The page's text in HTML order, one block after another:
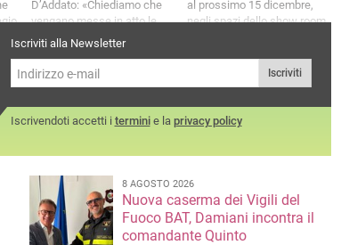
D’Addato: «Chiediamo che
vengano messe in atto le
stesse misure di urgenza
al prossimo 15 dicembre,
negli spazi dello show room
Iscriviti alla Newsletter
Iscriviti
Iscrivendoti accetti i terminie la privacy policy
8 AGOSTO 2026
Nuova caserma dei Vigili del
Fuoco BAT, Damiani incontra il
comandante Quinto